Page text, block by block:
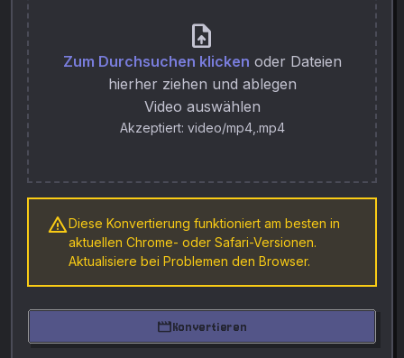
upload_file
Zum Durchsuchen klicken oder Dateien
hierher ziehen und ablegen
Video auswählen
Akzeptiert: video/mp4,.mp4
warningDiese Konvertierung funktioniert am besten in
aktuellen Chrome- oder Safari-Versionen.
Aktualisiere bei Problemen den Browser.
movieKonvertieren